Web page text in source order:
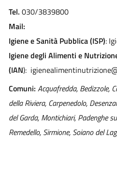
Tel. 030/3839800
Mail:
Igiene e Sanità Pubblica (ISP):
Igiene degli Alimenti e
(IAN):
Comuni: Acquafredda, Bedizzole,
della Riviera, Carpenedolo,
del Garda, Montichiari, Padenghe
Remedello, Sirmione, Soiano del